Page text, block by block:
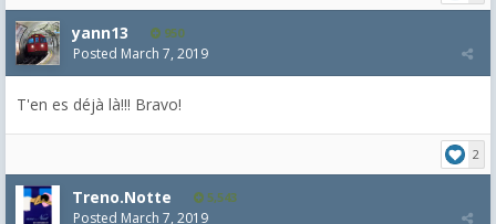
yann13 950
Posted March 7, 2019
T'en es déjà là!!! Bravo!
2
Treno.Notte 5,543
Posted March 7, 2019